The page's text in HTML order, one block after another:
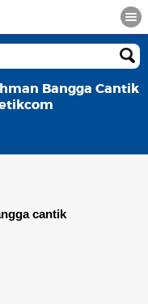
Bangga Cantik
cantik